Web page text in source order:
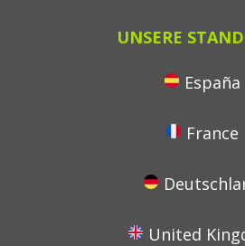
UNSERE
España
France
United